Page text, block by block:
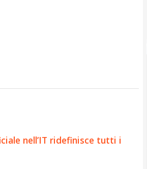
nell’IT ridefinisce tutti i